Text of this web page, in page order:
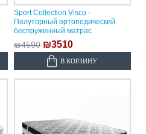
Sport Collection Visco -
Полуторный ортопедический
беспружинный матрас
₪4590 ₪3510
В КОРЗИНУ